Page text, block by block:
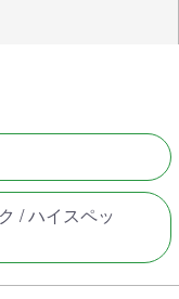
/ ハイスペッ